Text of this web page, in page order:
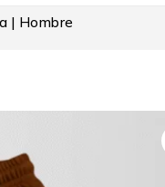
| Hombre